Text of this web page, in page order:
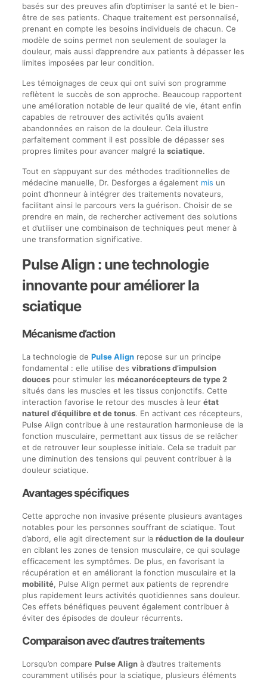
basés sur des preuves afin d’optimiser la santé et le bien-
être de ses patients. Chaque traitement est personnalisé,
prenant en compte les besoins individuels de chacun. Ce
modèle de soins permet non seulement de soulager la
douleur, mais aussi d’apprendre aux patients à dépasser les
limites imposées par leur condition.
Les témoignages de ceux qui ont suivi son programme
reflètent le succès de son approche. Beaucoup rapportent
une amélioration notable de leur qualité de vie, étant enfin
capables de retrouver des activités qu’ils avaient
abandonnées en raison de la douleur. Cela illustre
parfaitement comment il est possible de dépasser ses
propres limites pour avancer malgré la sciatique.
Tout en s’appuyant sur des méthodes traditionnelles de
médecine manuelle, Dr. Desforges a également mis un
point d’honneur à intégrer des traitements novateurs,
facilitant ainsi le parcours vers la guérison. Choisir de se
prendre en main, de rechercher activement des solutions
et d’utiliser une combinaison de techniques peut mener à
une transformation significative.
Pulse Align : une technologie
innovante pour améliorer la
sciatique
Mécanisme d’action
La technologie de Pulse Alignrepose sur un principe
fondamental : elle utilise des vibrations d’impulsion
doucespour stimuler les mécanorécepteurs de type 2
situés dans les muscles et les tissus conjonctifs. Cette
interaction favorise le retour des muscles à leur état
naturel d’équilibre et de tonus. En activant ces récepteurs,
Pulse Align contribue à une restauration harmonieuse de la
fonction musculaire, permettant aux tissus de se relâcher
et de retrouver leur souplesse initiale. Cela se traduit par
une diminution des tensions qui peuvent contribuer à la
douleur sciatique.
Avantages spécifiques
Cette approche non invasive présente plusieurs avantages
notables pour les personnes souffrant de sciatique. Tout
d’abord, elle agit directement sur la réduction de la douleur
en ciblant les zones de tension musculaire, ce qui soulage
efficacement les symptômes. De plus, en favorisant la
récupération et en améliorant la fonction musculaire et la
mobilité, Pulse Align permet aux patients de reprendre
plus rapidement leurs activités quotidiennes sans douleur.
Ces effets bénéfiques peuvent également contribuer à
éviter des épisodes de douleur récurrents.
Comparaison avec d’autres traitements
Lorsqu’on compare Pulse Alignà d’autres traitements
couramment utilisés pour la sciatique, plusieurs éléments